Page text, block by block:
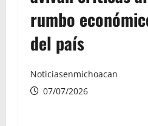
rumbo
del país
Noticiasenmichoacan
07/07/2026